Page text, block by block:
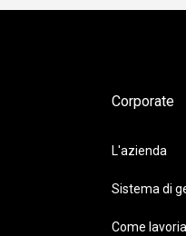
Corporate
L'azienda
Sistema di
Come